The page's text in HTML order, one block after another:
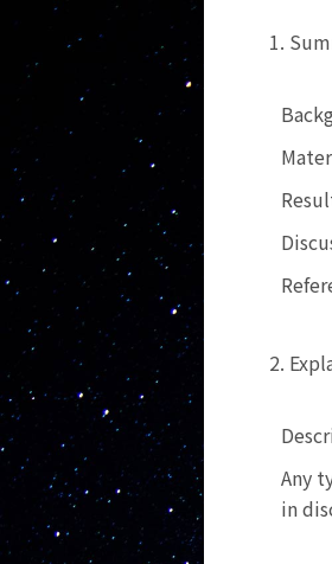
1.
2.
Any
in